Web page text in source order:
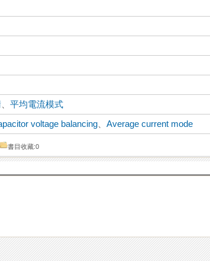
、平均電流模式
voltage balancing 、Average current mode
書目收藏:0